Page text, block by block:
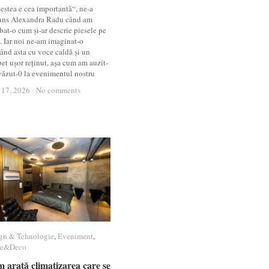
e cea importantă“, ne-a
Alexandra Radu când am
o cum și-ar descrie piesele pe
Iar noi ne-am imaginat-o
asta cu voce caldă și un
ușor reținut, așa cum am auzit-
0 la evenimentul nostru
2026 / No comments
2026 / No comments
& Tehnologie,Eveniment,
arată climatizarea care se
& Tehnologie Eveniment
arată climatizarea care se